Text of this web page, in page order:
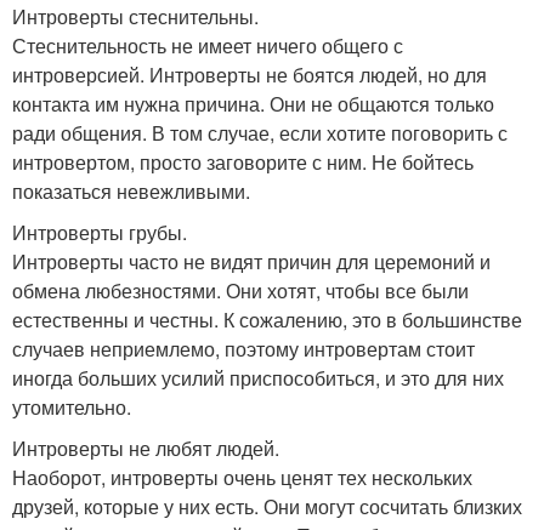
Интроверты стеснительны.
Стеснительность не имеет ничего общего с
интроверсией. Интроверты не боятся людей, но для
контакта им нужна причина. Они не общаются только
ради общения. В том случае, если хотите поговорить с
интровертом, просто заговорите с ним. Не бойтесь
показаться невежливыми.
Интроверты грубы.
Интроверты часто не видят причин для церемоний и
обмена любезностями. Они хотят, чтобы все были
естественны и честны. К сожалению, это в большинстве
случаев неприемлемо, поэтому интровертам стоит
иногда больших усилий приспособиться, и это для них
утомительно.
Интроверты не любят людей.
Наоборот, интроверты очень ценят тех нескольких
друзей, которые у них есть. Они могут сосчитать близких